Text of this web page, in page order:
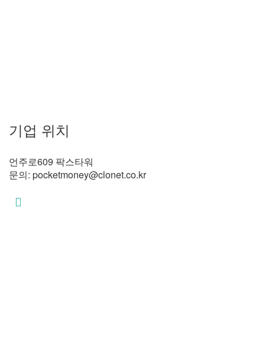
기업 위치
언주로609 팍스타워
문의: pocketmoney@clonet.co.kr